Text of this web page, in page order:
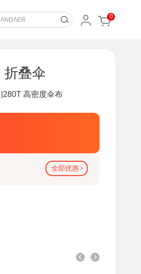
0
叠伞
高密度伞布
全部优惠